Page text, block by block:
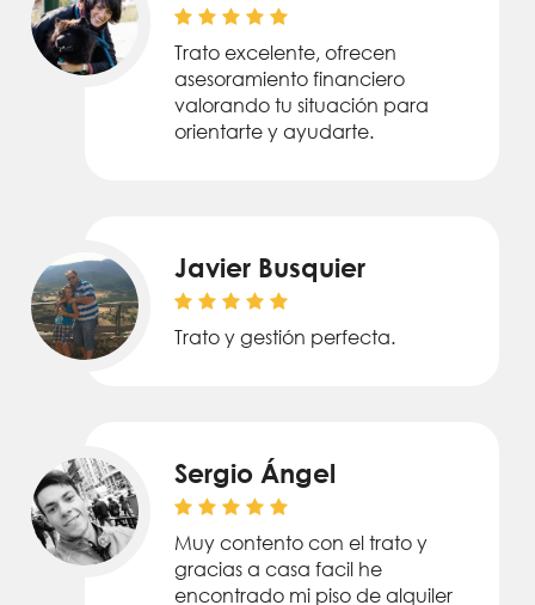
Trato excelente, ofrecen
asesoramiento financiero
valorando tu situación para
orientarte y ayudarte.
Javier Busquier
Trato y gestión perfecta.
Sergio Ángel
Muy contento con el trato y
gracias a casa facil he
encontrado mi piso de alquiler